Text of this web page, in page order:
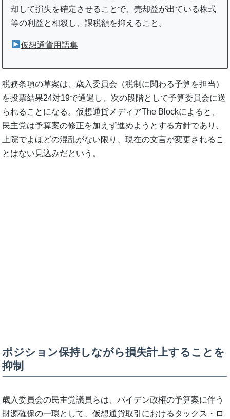
却して損失を確定させることで、売却益が出ている株式
等の利益と相殺し、課税額を抑えること。
仮想通貨用語集
税務条項の草案は、歳入委員会（税制に関わる予算を担当）
を投票結果24対19で通過し、次の段階として予算委員会に送
られることになる。仮想通貨メディアThe Blockによると、
民主党は予算案の修正を加えず進めようとする方針であり、
上院でよほどの混乱がない限り、現在の文言が変更されるこ
とはない見込みだという。
ポジション保持しながら損失計上することを
抑制
歳入委員会の民主党議員らは、バイデン政権の予算案に伴う
財源確保の一環として、仮想通貨取引におけるタックス・ロ